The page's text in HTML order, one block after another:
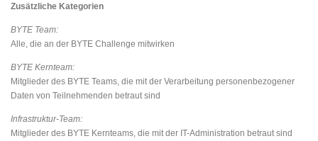
Zusätzliche Kategorien
BYTE Team:
Alle, die an der BYTE Challenge mitwirken
BYTE Kernteam:
Mitglieder des BYTE Teams, die mit der Verarbeitung personenbezogener
Daten von Teilnehmenden betraut sind
Infrastruktur-Team:
Mitglieder des BYTE Kernteams, die mit der IT-Administration betraut sind